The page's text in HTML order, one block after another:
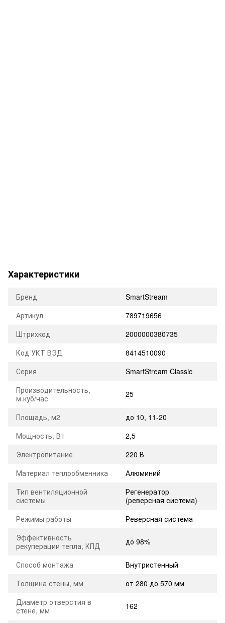
Характеристики
Бренд
SmartStream
Артикул
789719656
Штрихкод
2000000380735
Код УКТ ВЭД
8414510090
Серия
SmartStream Classic
Производительность,
м.куб/час
25
Площадь, м2 до 10, 11-20
Мощность, Вт
2,5
Электропитание
220 В
Материал теплообменника
Алюминий
Тип вентиляционной
системы
Регенератор
(реверсная система)
Режимы работы
Реверсная система
Эффективность
рекуперации тепла, КПД
до 98%
Способ монтажа
Внутристенный
Толщина стены, мм
от 280 до 570 мм
Диаметр отверстия в
стене, мм
162